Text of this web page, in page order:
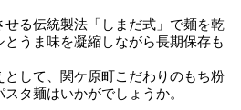
る伝統製法「しまだ式」で麺を乾
うま味を凝縮しながら長期保存も
して、関ケ原町こだわりのもち粉
タ麺はいかがでしょうか。